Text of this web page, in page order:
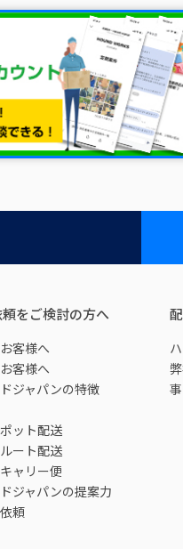
をご検討の方へ
客様へ
客様へ
ジャパンの特徴
ット配送
ート配送
ャリー便
ジャパンの提案力
頼